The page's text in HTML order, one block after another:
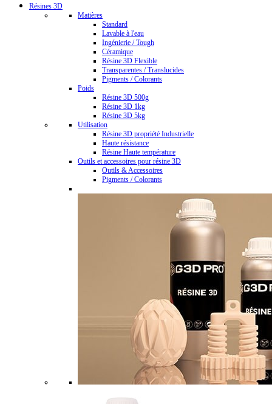
Résines 3D
Matières
Standard
Lavable à l'eau
Ingénierie / Tough
Céramique
Résine 3D Flexible
Transparentes / Translucides
Pigments / Colorants
Poids
Résine 3D 500g
Résine 3D 1kg
Résine 3D 5kg
Utilisation
Résine 3D propriété Industrielle
Haute résistance
Résine Haute température
Outils et accessoires pour résine 3D
Outils & Accessoires
Pigments / Colorants